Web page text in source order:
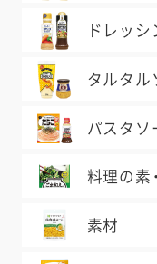
ドレッ
タルタル
パスタソ
料理の素
素材